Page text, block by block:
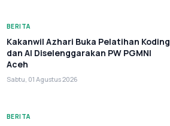
BERITA
Kakanwil Azhari Buka Pelatihan Koding
dan AI Diselenggarakan PW PGMNI
Aceh
Sabtu, 01 Agustus 2026
BERITA